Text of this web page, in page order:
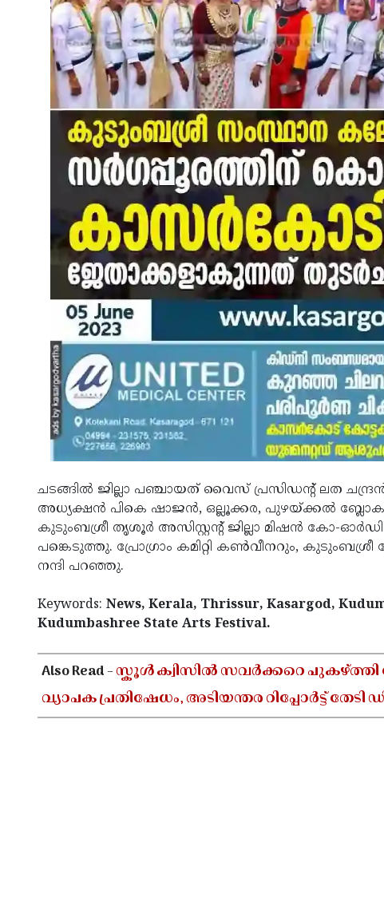
ചടങ്ങില്‍ ജില്ലാ പഞ്ചായത് വൈസ് പ്രസിഡന്റ് ലത
അധ്യക്ഷന്‍ പികെ ഷാജന്‍, ഒല്ലൂക്കര, പുഴയ്ക്കല്‍
കുടുംബശ്രീ തൃശൂര്‍ അസിസ്റ്റന്റ് ജില്ലാ മിഷൻ കോ-
പങ്കെടുത്തു. പ്രോഗ്രാം കമിറ്റി കൺവീനറും, കുടുംബശ്രീ
നന്ദി പറഞ്ഞു.
Keywords: News, Kerala, Thrissur, Kasargod,
Kudumbashree State Arts Festival.
Also Read -സ്കൂൾ ക്വിസിൽ സവർക്കറെ പുകഴ്ത്തി
വ്യാപക പ്രതിഷേധം, അടിയന്തര റിപ്പോർട്ട് തേടി